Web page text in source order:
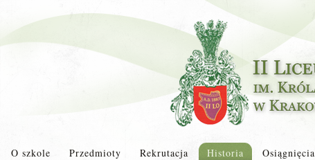
O szkole Przedmioty Rekrutacja Historia Osiągnięcia